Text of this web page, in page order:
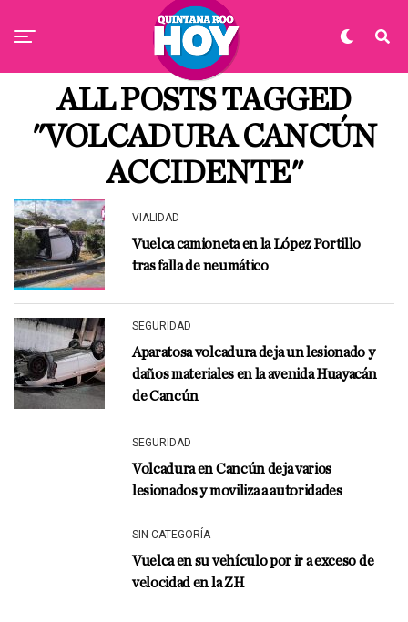
ALL POSTS TAGGED
"VOLCADURA CANCÚN
ACCIDENTE"
VIALIDAD
Vuelca camioneta en la López Portillo
tras falla de neumático
SEGURIDAD
Aparatosa volcadura deja un lesionado y
daños materiales en la avenida Huayacán
de Cancún
SEGURIDAD
Volcadura en Cancún deja varios
lesionados y moviliza a autoridades
SIN CATEGORÍA
Vuelca en su vehículo por ir a exceso de
velocidad en la ZH